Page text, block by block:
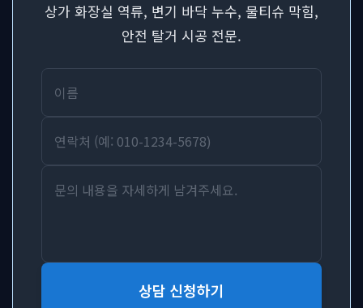
상가 화장실 역류, 변기 바닥 누수, 물티슈 막힘,
안전 탈거 시공 전문.
상담 신청하기